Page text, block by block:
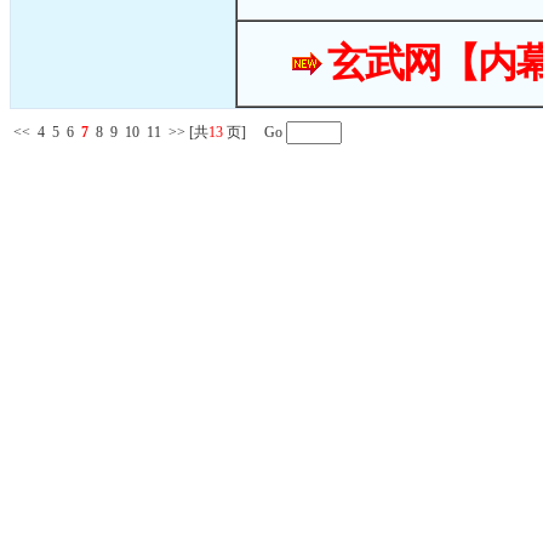
玄武网【内
<< 4 5 6 7 8 9 10 11 >> [共13 页] Go